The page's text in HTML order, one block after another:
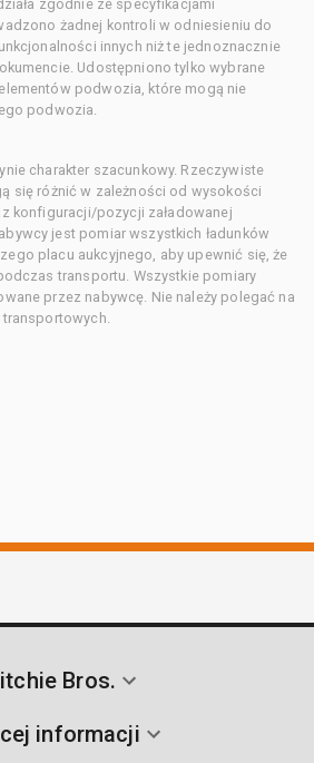
zgodnie ze specyfikacjami
żadnej kontroli w odniesieniu do
innych niż te jednoznacznie
Udostępniono tylko wybrane
podwozia, które mogą nie
podwozia.
charakter szacunkowy. Rzeczywiste
się różnić w zależności od wysokości
konfiguracji/pozycji załadowanej
jest pomiar wszystkich ładunków
placu aukcyjnego, aby upewnić się, że
transportu. Wszystkie pomiary
przez nabywcę. Nie należy polegać na
Bros.
informacji